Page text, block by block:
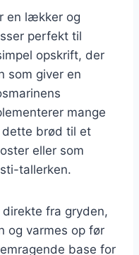
en lækker og
perfekt til
opskrift, der
som giver en
mange
dette brød til et
eller som
tallerken.
fra gryden,
og varmes op før
base for